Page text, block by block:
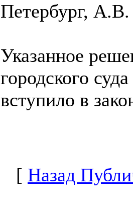
Петербург,
Указанное
городского
вступило в
[ Назад